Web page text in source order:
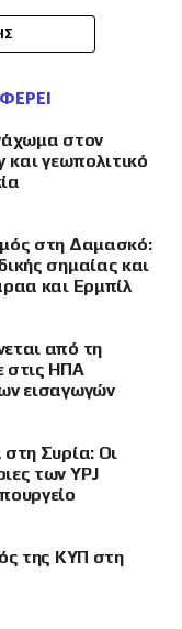
την
μέσω «πηγών»
το
αφορά
ύπαρξη
αναφορά
γιατί
για
πρέπει να
ανακοίνωση
εκκλησία,
και ψήφισμα
μας.
εδώ.
στον
και γεωπολιτικό
στη Δαμασκό:
σημαίας και
και Ερμπίλ
από τη
στις ΗΠΑ
εισαγωγών
στη Συρία: Οι
των YPJ
της ΚΥΠ στη